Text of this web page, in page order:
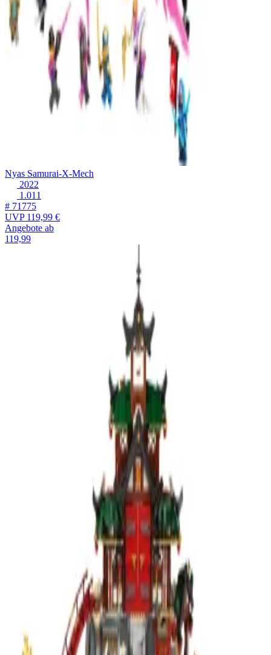
Nyas Samurai-X-Mech
2022
1.011
# 71775
UVP119,99 €
Angebote ab
119,99